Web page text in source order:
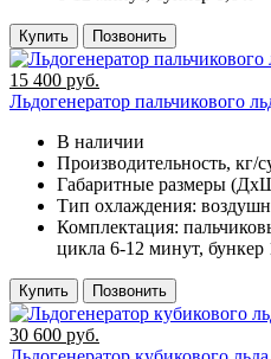
Купить Позвонить
15 400 руб.
Льдогенератор пальчикового
В наличии
Производительность, кг/
Габаритные размеры
Тип охлаждения:
Комплектация:
цикла 6-12 минут, бункер
Купить Позвонить
30 600 руб.